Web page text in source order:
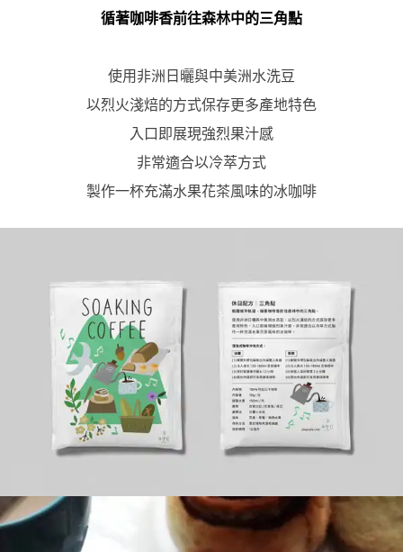
循著咖啡香前往森林中的三角點
使用非洲日曬與中美洲水洗豆
以烈火淺焙的方式保存更多產地特色
入口即展現強烈果汁感
非常適合以冷萃方式
製作一杯充滿水果花茶風味的冰咖啡